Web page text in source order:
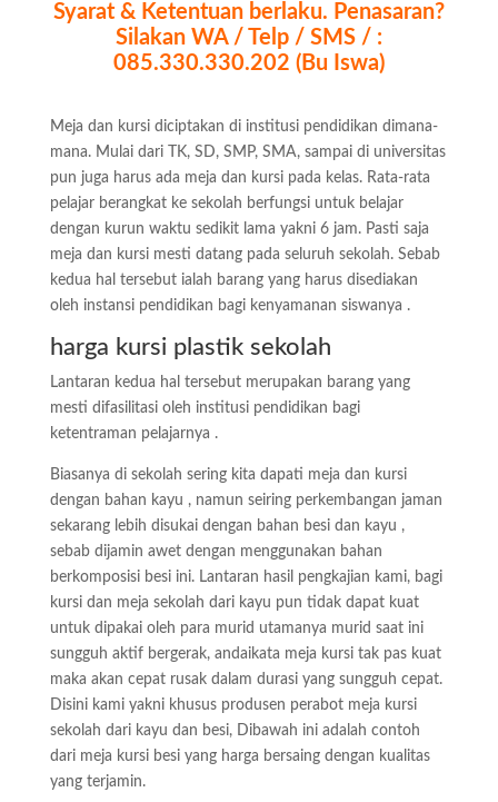
Syarat & Ketentuan berlaku. Penasaran?
Silakan WA / Telp / SMS / :
085.330.330.202 (Bu Iswa)
Meja dan kursi diciptakan di institusi pendidikan dimana-
mana. Mulai dari TK, SD, SMP, SMA, sampai di universitas
pun juga harus ada meja dan kursi pada kelas. Rata-rata
pelajar berangkat ke sekolah berfungsi untuk belajar
dengan kurun waktu sedikit lama yakni 6 jam. Pasti saja
meja dan kursi mesti datang pada seluruh sekolah. Sebab
kedua hal tersebut ialah barang yang harus disediakan
oleh instansi pendidikan bagi kenyamanan siswanya .
harga kursi plastik sekolah
Lantaran kedua hal tersebut merupakan barang yang
mesti difasilitasi oleh institusi pendidikan bagi
ketentraman pelajarnya .
Biasanya di sekolah sering kita dapati meja dan kursi
dengan bahan kayu , namun seiring perkembangan jaman
sekarang lebih disukai dengan bahan besi dan kayu ,
sebab dijamin awet dengan menggunakan bahan
berkomposisi besi ini. Lantaran hasil pengkajian kami, bagi
kursi dan meja sekolah dari kayu pun tidak dapat kuat
untuk dipakai oleh para murid utamanya murid saat ini
sungguh aktif bergerak, andaikata meja kursi tak pas kuat
maka akan cepat rusak dalam durasi yang sungguh cepat.
Disini kami yakni khusus produsen perabot meja kursi
sekolah dari kayu dan besi, Dibawah ini adalah contoh
dari meja kursi besi yang harga bersaing dengan kualitas
yang terjamin.